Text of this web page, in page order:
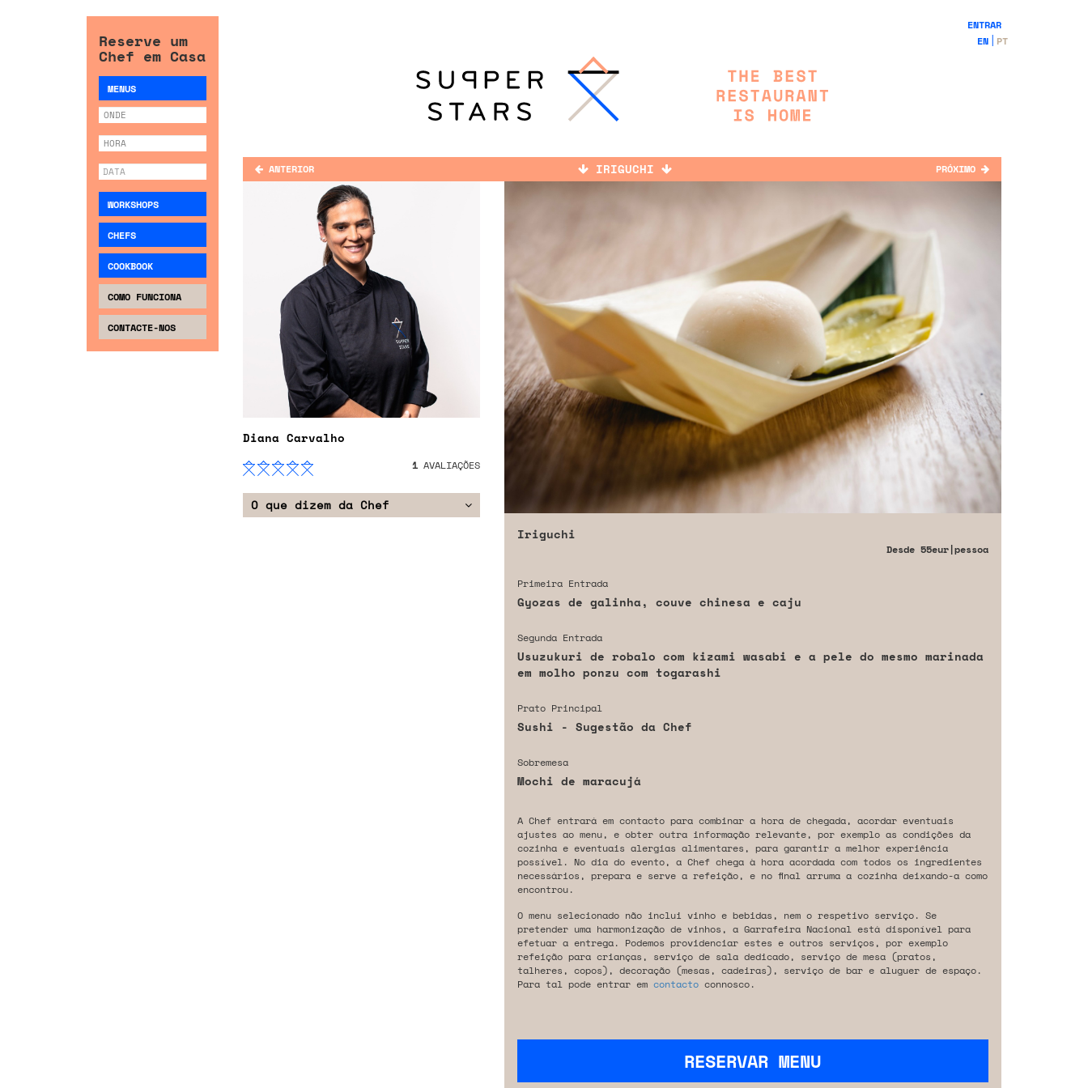
Reserve um
Chef em Casa
MENUS
WORKSHOPS
CHEFS
COOKBOOK
COMO FUNCIONA
CONTACTE-NOS
ENTRAR
EN
PT
ANTERIOR IRIGUCHI PRÓXIMO
Diana Carvalho
1AVALIAÇÕES
O que dizem da Chef
Iriguchi
Desde 55eur|pessoa
Primeira Entrada
Gyozas de galinha, couve chinesa e caju
Segunda Entrada
Usuzukuri de robalo com kizami wasabi e a pele do mesmo marinada
em molho ponzu com togarashi
Prato Principal
Sushi - Sugestão da Chef
Sobremesa
Mochi de maracujá
A Chef entrará em contacto para combinar a hora de chegada, acordar eventuais
ajustes ao menu, e obter outra informação relevante, por exemplo as condições da
cozinha e eventuais alergias alimentares, para garantir a melhor experiência
possível. No dia do evento, a Chef chega à hora acordada com todos os ingredientes
necessários, prepara e serve a refeição, e no final arruma a cozinha deixando-a como
encontrou.
O menu selecionado não inclui vinho e bebidas, nem o respetivo serviço. Se
pretender uma harmonização de vinhos, a Garrafeira Nacional está disponível para
efetuar a entrega. Podemos providenciar estes e outros serviços, por exemplo
refeição para crianças, serviço de sala dedicado, serviço de mesa (pratos,
talheres, copos), decoração (mesas, cadeiras), serviço de bar e aluguer de espaço.
Para tal pode entrar em contactoconnosco.
RESERVAR MENU